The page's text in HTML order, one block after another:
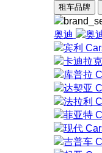
租车品牌
奥迪